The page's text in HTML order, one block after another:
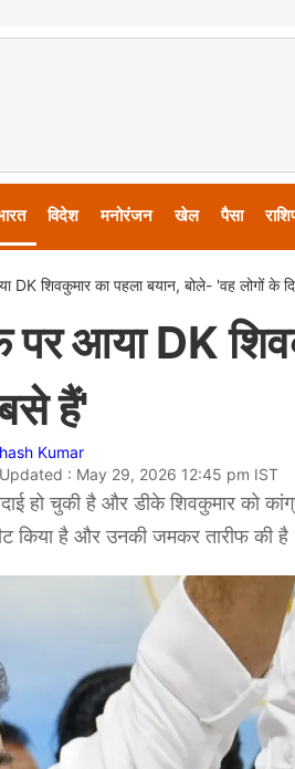
विदेश मनोरंजन खेल पैसा
DK शिवकुमार का पहला बयान, बोले- 'वह लोगों के
पर आया DK
हैं'
Kumar
: May 29, 2026 12:45 pm IST
हो चुकी है और डीके शिवकुमार को
किया है और उनकी जमकर तारीफ की